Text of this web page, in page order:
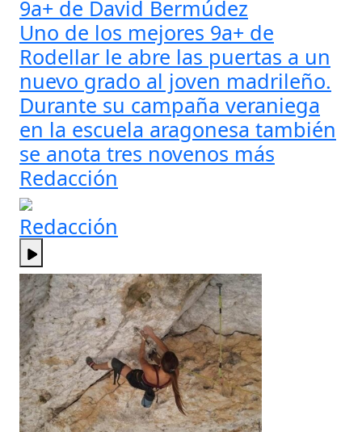
9a+ de David Bermúdez
Uno de los mejores 9a+ de
Rodellar le abre las puertas a un
nuevo grado al joven madrileño.
Durante su campaña veraniega
en la escuela aragonesa también
se anota tres novenos más
Redacción
Redacción